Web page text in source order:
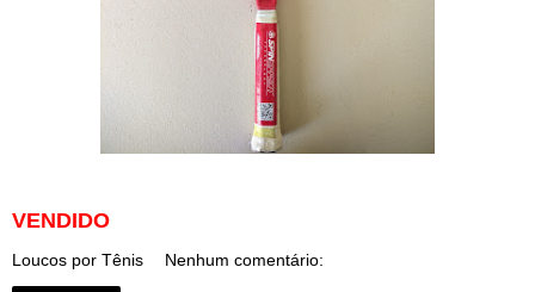
VENDIDO
Loucos por Tênis Nenhum comentário: